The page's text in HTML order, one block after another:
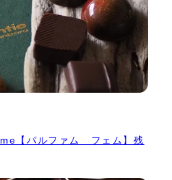
【パルファム フェム】残